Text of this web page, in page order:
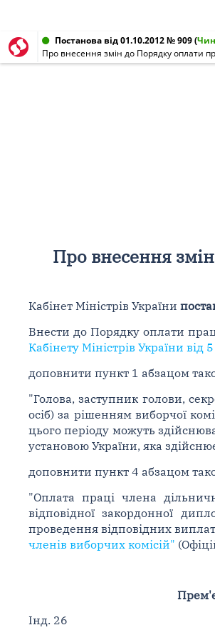
Постанова від 01.10.2012 № 909(
Про внесення змін до Порядку оплати